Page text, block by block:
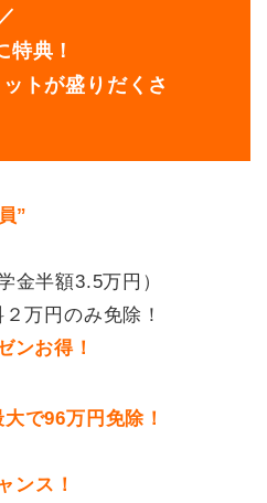
特典！
トが盛りだくさ
”
金半額3.5万円）
万円のみ免除！
ンお得！
大で96万円免除！
ンス！